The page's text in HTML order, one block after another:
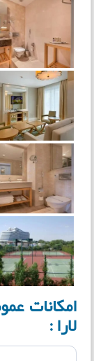
امکانات
لارا :